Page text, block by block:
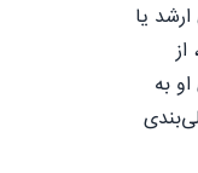
یا
به